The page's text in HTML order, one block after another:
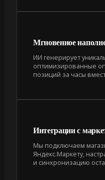
Мгновенное
ИИ генерирует
оптимизированные
позиций за часы
Интеграции с
Мы подключаем
Яндекс.Маркету,
и синхронизацию